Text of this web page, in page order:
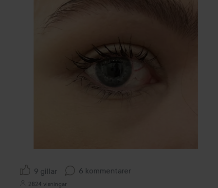
9 gillar 6 kommentarer
2824 visningar